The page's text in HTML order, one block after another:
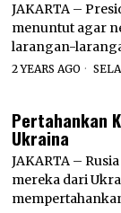
JAKARTA –
menuntut agar
larangan-
2 YEARS AGO
Pertahankan
Ukraina
JAKARTA –
mereka dari